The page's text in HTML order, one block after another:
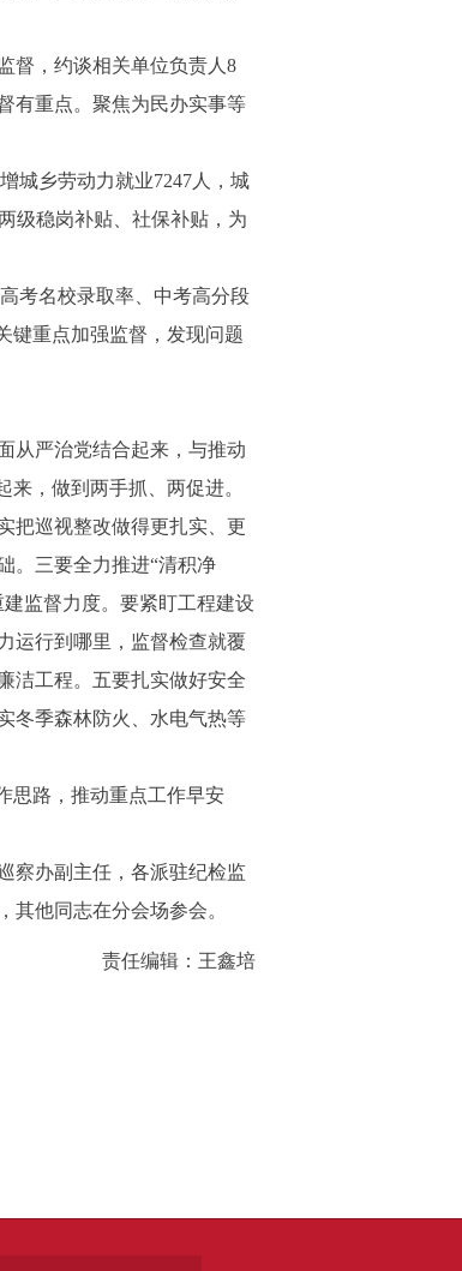
督，约谈相关单位负责人8
有重点。聚焦为民办实事等
城乡劳动力就业7247人，城
级稳岗补贴、社保补贴，为
考名校录取率、中考高分段
键重点加强监督，发现问题
从严治党结合起来，与推动
，做到两手抓、两促进。
把巡视整改做得更扎实、更
。三要全力推进“清积净
监督力度。要紧盯工程建设
运行到哪里，监督检查就覆
洁工程。五要扎实做好安全
冬季森林防火、水电气热等
思路，推动重点工作早安
察办副主任，各派驻纪检监
他同志在分会场参会。
责任编辑：王鑫培